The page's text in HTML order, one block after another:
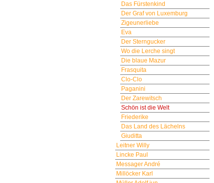
Das Fürstenkind
Der Graf von Luxemburg
Zigeunerliebe
Eva
Der Sterngucker
Wo die Lerche singt
Die blaue Mazur
Frasquita
Clo-Clo
Paganini
Der Zarewitsch
Schön ist die Welt
Friederike
Das Land des Lächelns
Giuditta
Leitner Willy
Lincke Paul
Messager André
Millöcker Karl